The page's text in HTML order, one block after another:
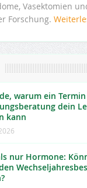
Vasektomien
Forschung.
warum ein
dein
kann
nur Hormone: